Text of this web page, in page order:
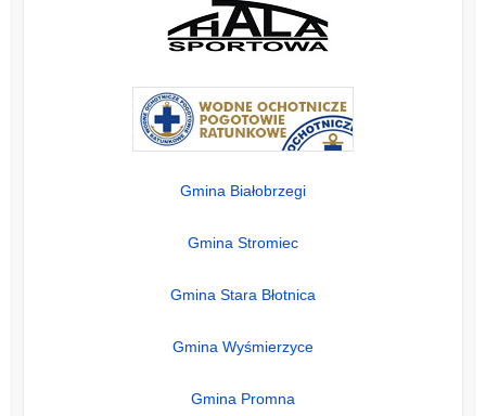
Gmina Białobrzegi
Gmina Stromiec
Gmina Stara Błotnica
Gmina Wyśmierzyce
Gmina Promna